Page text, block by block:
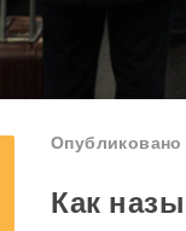
Опубликовано
Как